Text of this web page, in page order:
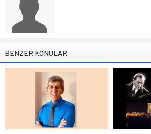
BENZER KONULAR